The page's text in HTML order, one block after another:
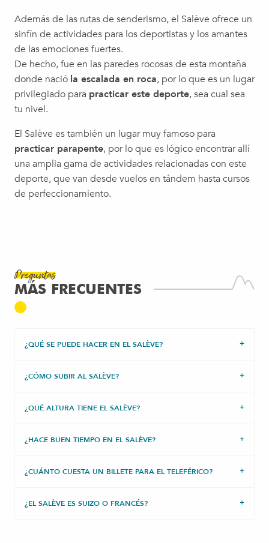
Además de las rutas de senderismo, el Salève ofrece un
sinfín de actividades para los deportistas y los amantes
de las emociones fuertes.
De hecho, fue en las paredes rocosas de esta montaña
donde nació la escalada en roca, por lo que es un lugar
privilegiado para practicar este deporte, sea cual sea
tu nivel.
El Salève es también un lugar muy famoso para
practicar parapente, por lo que es lógico encontrar allí
una amplia gama de actividades relacionadas con este
deporte, que van desde vuelos en tándem hasta cursos
de perfeccionamiento.
Preguntas
MÁS FRECUENTES
¿QUÉ SE PUEDE HACER EN EL SALÈVE?
¿CÓMO SUBIR AL SALÈVE?
¿QUÉ ALTURA TIENE EL SALÈVE?
¿HACE BUEN TIEMPO EN EL SALÈVE?
¿CUÁNTO CUESTA UN BILLETE PARA EL TELEFÉRICO?
¿EL SALÈVE ES SUIZO O FRANCÉS?